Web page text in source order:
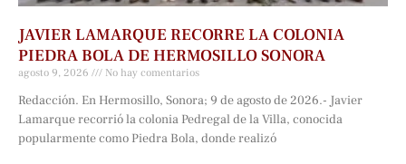
JAVIER LAMARQUE RECORRE LA COLONIA
PIEDRA BOLA DE HERMOSILLO SONORA
agosto 9, 2026 No hay comentarios
Redacción. En Hermosillo, Sonora; 9 de agosto de 2026.- Javier
Lamarque recorrió la colonia Pedregal de la Villa, conocida
popularmente como Piedra Bola, donde realizó